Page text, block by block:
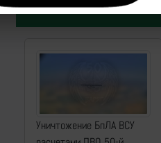
Уничтожение БпЛА ВСУ